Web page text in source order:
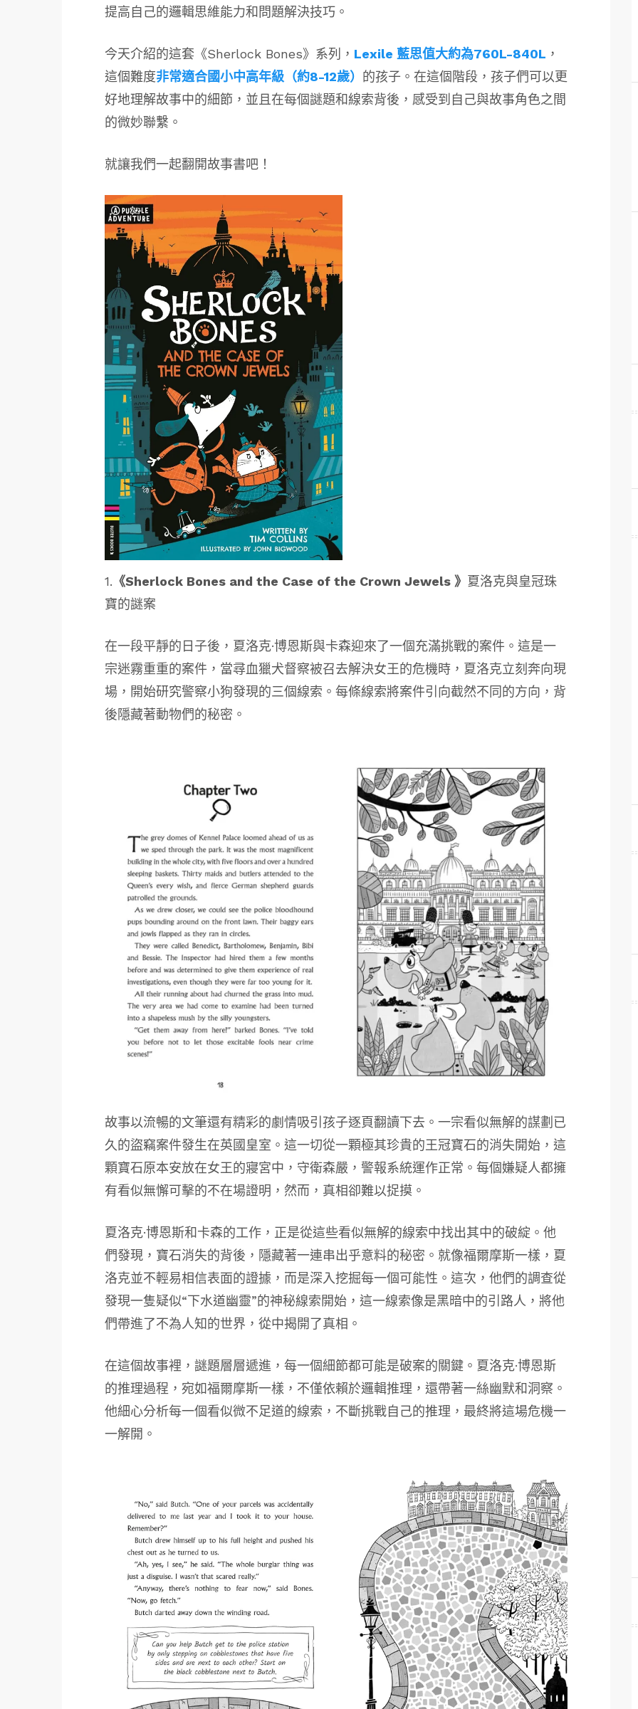
提高自己的邏輯思維能力和問題解決技巧。
今天介紹的這套《Sherlock Bones》系列， Lexile 藍思值大約為760L-840L ，
這個難度非常適合國小中高年級（約8-12歲） 的孩子。在這個階段，孩子們可以更
好地理解故事中的細節，並且在每個謎題和線索背後，感受到自己與故事角色之間
的微妙聯繫。
就讓我們一起翻開故事書吧！
1. 《Sherlock Bones and the Case of the Crown Jewels 》 夏洛克與皇冠珠
寶的謎案
在一段平靜的日子後，夏洛克·博恩斯與卡森迎來了一個充滿挑戰的案件。這是一
宗迷霧重重的案件，當尋血獵犬督察被召去解決女王的危機時，夏洛克立刻奔向現
場，開始研究警察小狗發現的三個線索。每條線索將案件引向截然不同的方向，背
後隱藏著動物們的秘密。
故事以流暢的文筆還有精彩的劇情吸引孩子逐頁翻讀下去。一宗看似無解的謀劃已
久的盜竊案件發生在英國皇室。這一切從一顆極其珍貴的王冠寶石的消失開始，這
顆寶石原本安放在女王的寢宮中，守衛森嚴，警報系統運作正常。每個嫌疑人都擁
有看似無懈可擊的不在場證明，然而，真相卻難以捉摸。
夏洛克·博恩斯和卡森的工作，正是從這些看似無解的線索中找出其中的破綻。他
們發現，寶石消失的背後，隱藏著一連串出乎意料的秘密。就像福爾摩斯一樣，夏
洛克並不輕易相信表面的證據，而是深入挖掘每一個可能性。這次，他們的調查從
發現一隻疑似“下水道幽靈”的神秘線索開始，這一線索像是黑暗中的引路人，將他
們帶進了不為人知的世界，從中揭開了真相。
在這個故事裡，謎題層層遞進，每一個細節都可能是破案的關鍵。夏洛克·博恩斯
的推理過程，宛如福爾摩斯一樣，不僅依賴於邏輯推理，還帶著一絲幽默和洞察。
他細心分析每一個看似微不足道的線索，不斷挑戰自己的推理，最終將這場危機一
一解開。